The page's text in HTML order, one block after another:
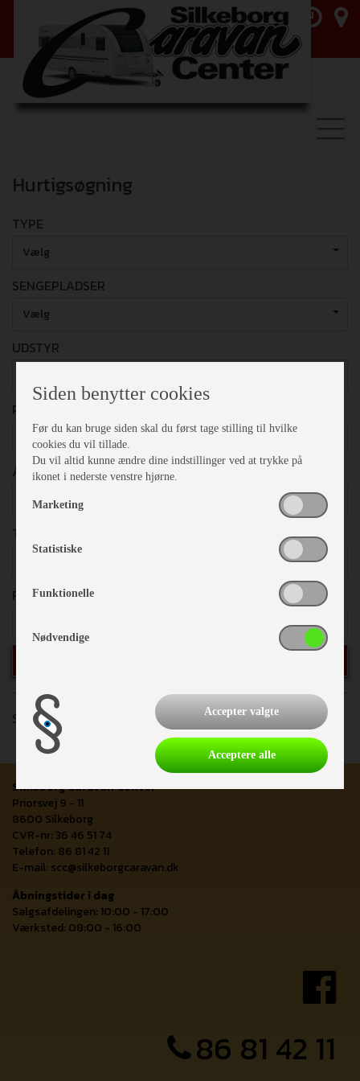
Hurtigsøgning
TYPE
Vælg
SENGEPLADSER
Vælg
UDSTYR
PRISER
Vælg
ÅRGANG
Vælg
TOTALVÆGT
FRITEKST
Sorter efter: Årgang Model
Silkeborg Caravan Center
Priorsvej 9 - 11
8600 Silkeborg
CVR-nr: 36 46 51 74
Telefon: 86 81 42 11
E-mail: scc@silkeborgcaravan.dk
Åbningstider i dag
Salgsafdelingen: 10:00 - 17:00
Værksted: 08:00 - 16:00
86 81 42 11
Siden benytter cookies
Før du kan bruge siden skal du først tage stilling til hvilke
cookies du vil tillade.
Du vil altid kunne ændre dine indstillinger ved at trykke på
ikonet i nederste venstre hjørne.
Marketing
Statistiske
Funktionelle
Nødvendige
Accepter valgte
Acceptere alle